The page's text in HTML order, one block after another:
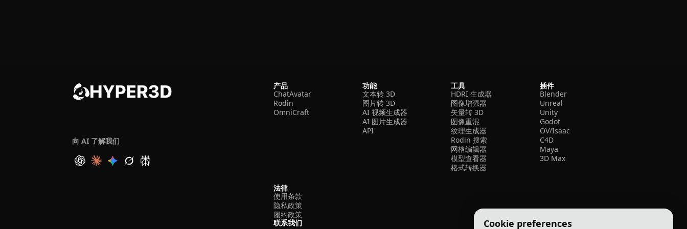
Cookie preferences
向 AI 了解我们
产品
ChatAvatar
Rodin
OmniCraft
功能
文本转 3D
图片转 3D
AI 视频生成器
AI 图片生成器
API
工具
HDRI 生成器
图像增强器
矢量转 3D
图像重混
纹理生成器
Rodin 搜索
网格编辑器
模型查看器
格式转换器
插件
Blender
Unreal
Unity
Godot
OV/Isaac
C4D
Maya
3D Max
法律
使用条款
隐私政策
履约政策
联系我们